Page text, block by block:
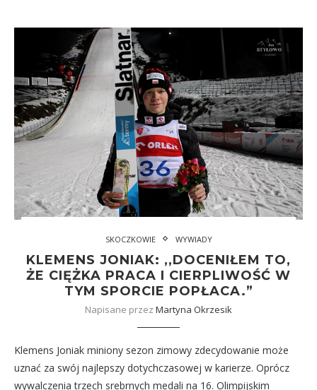
SKOCZKOWIE WYWIADY
KLEMENS JONIAK: ,,DOCENIŁEM TO,
ŻE CIĘŻKA PRACA I CIERPLIWOŚĆ W
TYM SPORCIE POPŁACA.”
Napisane przez Martyna Okrzesik
Klemens Joniak miniony sezon zimowy zdecydowanie może
uznać za swój najlepszy dotychczasowej w karierze. Oprócz
wywalczenia trzech srebrnych medali na 16. Olimpijskim